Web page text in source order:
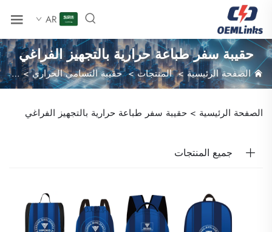
AR
حقيبة سفر طباعة حرارية بالتجهيز الفراغي
الصفحة الرئيسية>المنتجات>حقيبة التسامي الحراري>
الصفحة الرئيسية > حقيبة سفر طباعة حرارية بالتجهيز الفراغي
جميع المنتجات